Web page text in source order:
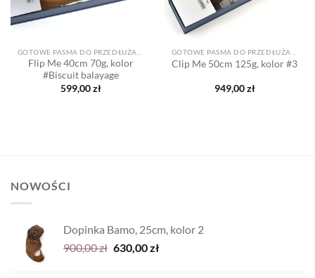
Flip Me 40cm 70g, kolor
#Biscuit balayage
599,00zł
Clip Me 50cm 125g, kolor #3
949,00zł
NOWOŚCI
Dopinka Bamo, 25cm, kolor 2
900,00zł Pierwotna
630,00złAktualna